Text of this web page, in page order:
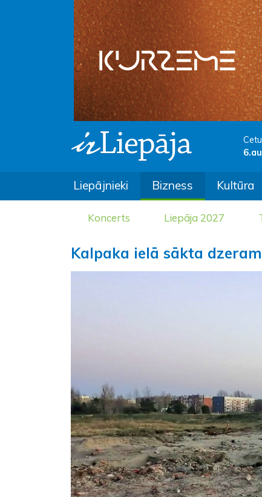
Liepājnieki Bizness Kultūra
Koncerts Liepāja 2027
Kalpaka ielā sākta